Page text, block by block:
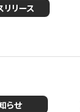
リリース
らせ